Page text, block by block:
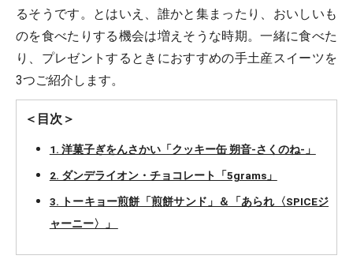
るそうです。とはいえ、誰かと集まったり、おいしいも
のを食べたりする機会は増えそうな時期。一緒に食べた
り、プレゼントするときにおすすめの手土産スイーツを
3つご紹介します。
＜目次＞
1. 洋菓子ぎをんさかい「クッキー缶 朔音-さくのね-」
2. ダンデライオン・チョコレート「5grams」
3. トーキョー煎餅「煎餅サンド」＆「あられ〈SPICEジ
ャーニー〉」